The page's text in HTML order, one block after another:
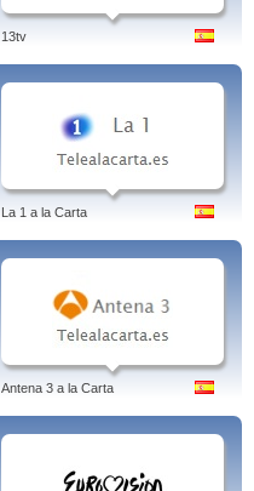
13tv
La 1 a la Carta
Antena 3 a la Carta